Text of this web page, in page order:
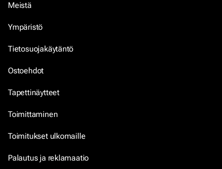
Meistä
Ympäristö
Tietosuojakäytäntö
Ostoehdot
Tapettinäytteet
Toimittaminen
Toimitukset ulkomaille
Palautus ja reklamaatio